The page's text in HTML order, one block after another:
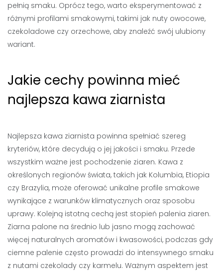
pełnią smaku. Oprócz tego, warto eksperymentować z
różnymi profilami smakowymi, takimi jak nuty owocowe,
czekoladowe czy orzechowe, aby znaleźć swój ulubiony
wariant.
Jakie cechy powinna mieć
najlepsza kawa ziarnista
Najlepsza kawa ziarnista powinna spełniać szereg
kryteriów, które decydują o jej jakości i smaku. Przede
wszystkim ważne jest pochodzenie ziaren. Kawa z
określonych regionów świata, takich jak Kolumbia, Etiopia
czy Brazylia, może oferować unikalne profile smakowe
wynikające z warunków klimatycznych oraz sposobu
uprawy. Kolejną istotną cechą jest stopień palenia ziaren.
Ziarna palone na średnio lub jasno mogą zachować
więcej naturalnych aromatów i kwasowości, podczas gdy
ciemne palenie często prowadzi do intensywnego smaku
z nutami czekolady czy karmelu. Ważnym aspektem jest